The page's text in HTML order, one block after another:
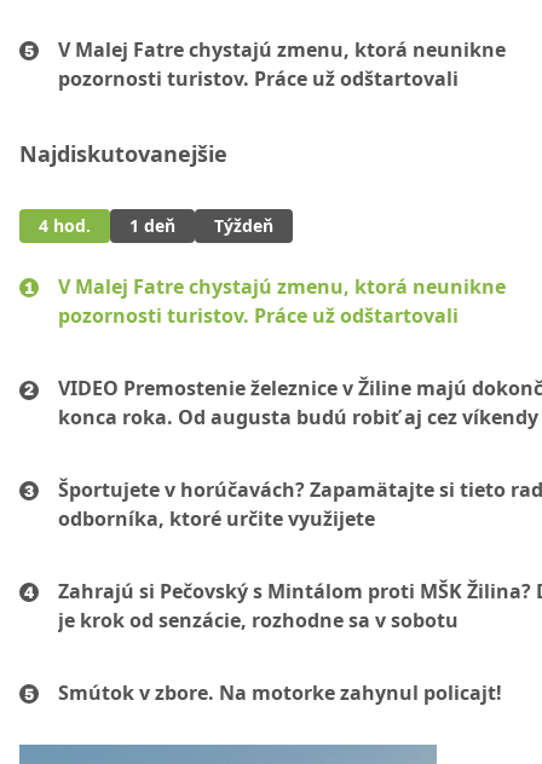
V Malej Fatre chystajú zmenu, ktorá neunikne
pozornosti turistov. Práce už odštartovali
Najdiskutovanejšie
4 hod. 1 deň Týždeň
V Malej Fatre chystajú zmenu, ktorá neunikne
pozornosti turistov. Práce už odštartovali
VIDEO Premostenie železnice v Žiline majú
konca roka. Od augusta budú robiť aj cez víkendy
Športujete v horúčavách? Zapamätajte si tieto
odborníka, ktoré určite využijete
Zahrajú si Pečovský s Mintálom proti MŠK Žilina?
je krok od senzácie, rozhodne sa v sobotu
Smútok v zbore. Na motorke zahynul policajt!